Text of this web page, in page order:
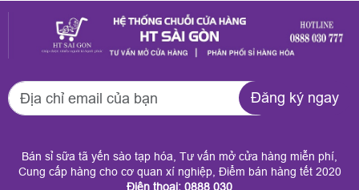
Đăng ký ngay
Bán sỉ sữa tã yến sào tạp hóa, Tư vấn mở cửa hàng miễn phí,
Cung cấp hàng cho cơ quan xí nghiệp, Điểm bán hàng tết 2020
Điện thoại: 0888 030